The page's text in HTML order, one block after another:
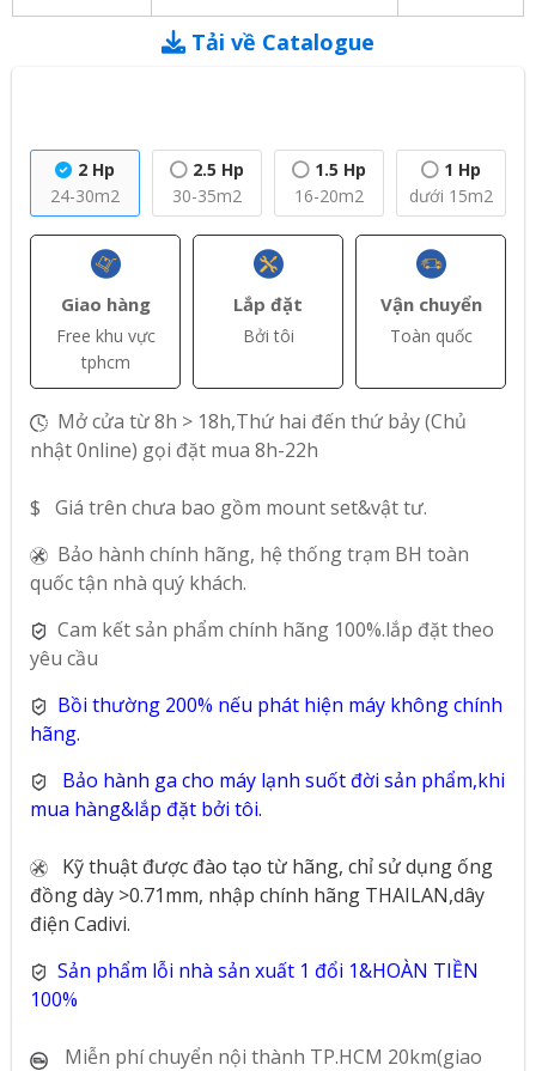
Tải về Catalogue
2 Hp
24-30m2
2.5 Hp
30-35m2
1.5 Hp
16-20m2
1 Hp
dưới 15m2
Giao hàng
Free khu vực
tphcm
Lắp đặt
Bởi tôi
Vận chuyển
Toàn quốc
Mở cửa từ 8h > 18h,Thứ hai đến thứ bảy (Chủ
nhật 0nline) gọi đặt mua 8h-22h
$ Giá trên chưa bao gồm mount set&vật tư.
Bảo hành chính hãng, hệ thống trạm BH toàn
quốc tận nhà quý khách.
Cam kết sản phẩm chính hãng 100%.lắp đặt theo
yêu cầu
Bồi thường 200% nếu phát hiện máy không chính
hãng.
Bảo hành ga cho máy lạnh suốt đời sản phẩm,khi
mua hàng&lắp đặt bởi tôi.
Kỹ thuật được đào tạo từ hãng, chỉ sử dụng ống
đồng dày >0.71mm, nhập chính hãng THAILAN,dây
điện Cadivi.
Sản phẩm lỗi nhà sản xuất 1 đổi 1&HOÀN TIỀN
100%
Miễn phí chuyển nội thành TP.HCM 20km(giao